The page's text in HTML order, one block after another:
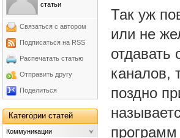
Так уж
или не
отдавать
каналов,
поздно
статьи
Связаться с автором
Подписаться на RSS
Распечатать статью
Отправить другу
Поделиться
Категории статей
Коммуникации